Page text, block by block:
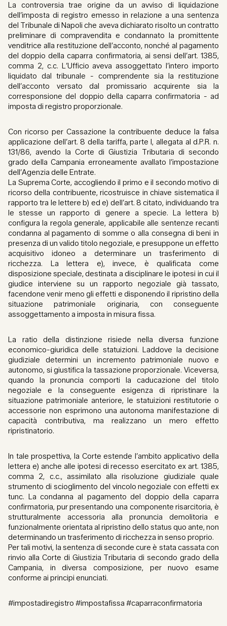
La controversia trae origine da un avviso di liquidazione
dell’imposta di registro emesso in relazione a una sentenza
del Tribunale di Napoli che aveva dichiarato risolto un contratto
preliminare di compravendita e condannato la promittente
venditrice alla restituzione dell’acconto, nonché al pagamento
del doppio della caparra confirmatoria, ai sensi dell’art. 1385,
comma 2, c.c. L’Ufficio aveva assoggettato l’intero importo
liquidato dal tribunale - comprendente sia la restituzione
dell’acconto versato dal promissario acquirente sia la
corresponsione del doppio della caparra confirmatoria - ad
imposta di registro proporzionale.
Con ricorso per Cassazione la contribuente deduce la falsa
applicazione dell’art. 8 della tariffa, parte I, allegata al d.P.R. n.
131/86, avendo la Corte di Giustizia Tributaria di secondo
grado della Campania erroneamente avallato l’impostazione
dell’Agenzia delle Entrate.
La Suprema Corte, accogliendo il primo e il secondo motivo di
ricorso della contribuente, ricostruisce in chiave sistematica il
rapporto tra le lettere b) ed e) dell’art. 8 citato, individuando tra
le stesse un rapporto di genere a specie. La lettera b)
configura la regola generale, applicabile alle sentenze recanti
condanna al pagamento di somme o alla consegna di beni in
presenza di un valido titolo negoziale, e presuppone un effetto
acquisitivo idoneo a determinare un trasferimento di
ricchezza. La lettera e), invece, è qualificata come
disposizione speciale, destinata a disciplinare le ipotesi in cui il
giudice interviene su un rapporto negoziale già tassato,
facendone venir meno gli effetti e disponendo il ripristino della
situazione patrimoniale originaria, con conseguente
assoggettamento a imposta in misura fissa.
La ratio della distinzione risiede nella diversa funzione
economico-giuridica delle statuizioni. Laddove la decisione
giudiziale determini un incremento patrimoniale nuovo e
autonomo, si giustifica la tassazione proporzionale. Viceversa,
quando la pronuncia comporti la caducazione del titolo
negoziale e la conseguente esigenza di ripristinare la
situazione patrimoniale anteriore, le statuizioni restitutorie o
accessorie non esprimono una autonoma manifestazione di
capacità contributiva, ma realizzano un mero effetto
ripristinatorio.
In tale prospettiva, la Corte estende l’ambito applicativo della
lettera e) anche alle ipotesi di recesso esercitato ex art. 1385,
comma 2, c.c., assimilato alla risoluzione giudiziale quale
strumento di scioglimento del vincolo negoziale con effetti ex
tunc. La condanna al pagamento del doppio della caparra
confirmatoria, pur presentando una componente risarcitoria, è
strutturalmente accessoria alla pronuncia demolitoria e
funzionalmente orientata al ripristino dello status quo ante, non
determinando un trasferimento di ricchezza in senso proprio.
Per tali motivi, la sentenza di seconde cure è stata cassata con
rinvio alla Corte di Giustizia Tributaria di secondo grado della
Campania, in diversa composizione, per nuovo esame
conforme ai principi enunciati.
#impostadiregistro #impostafissa #caparraconfirmatoria